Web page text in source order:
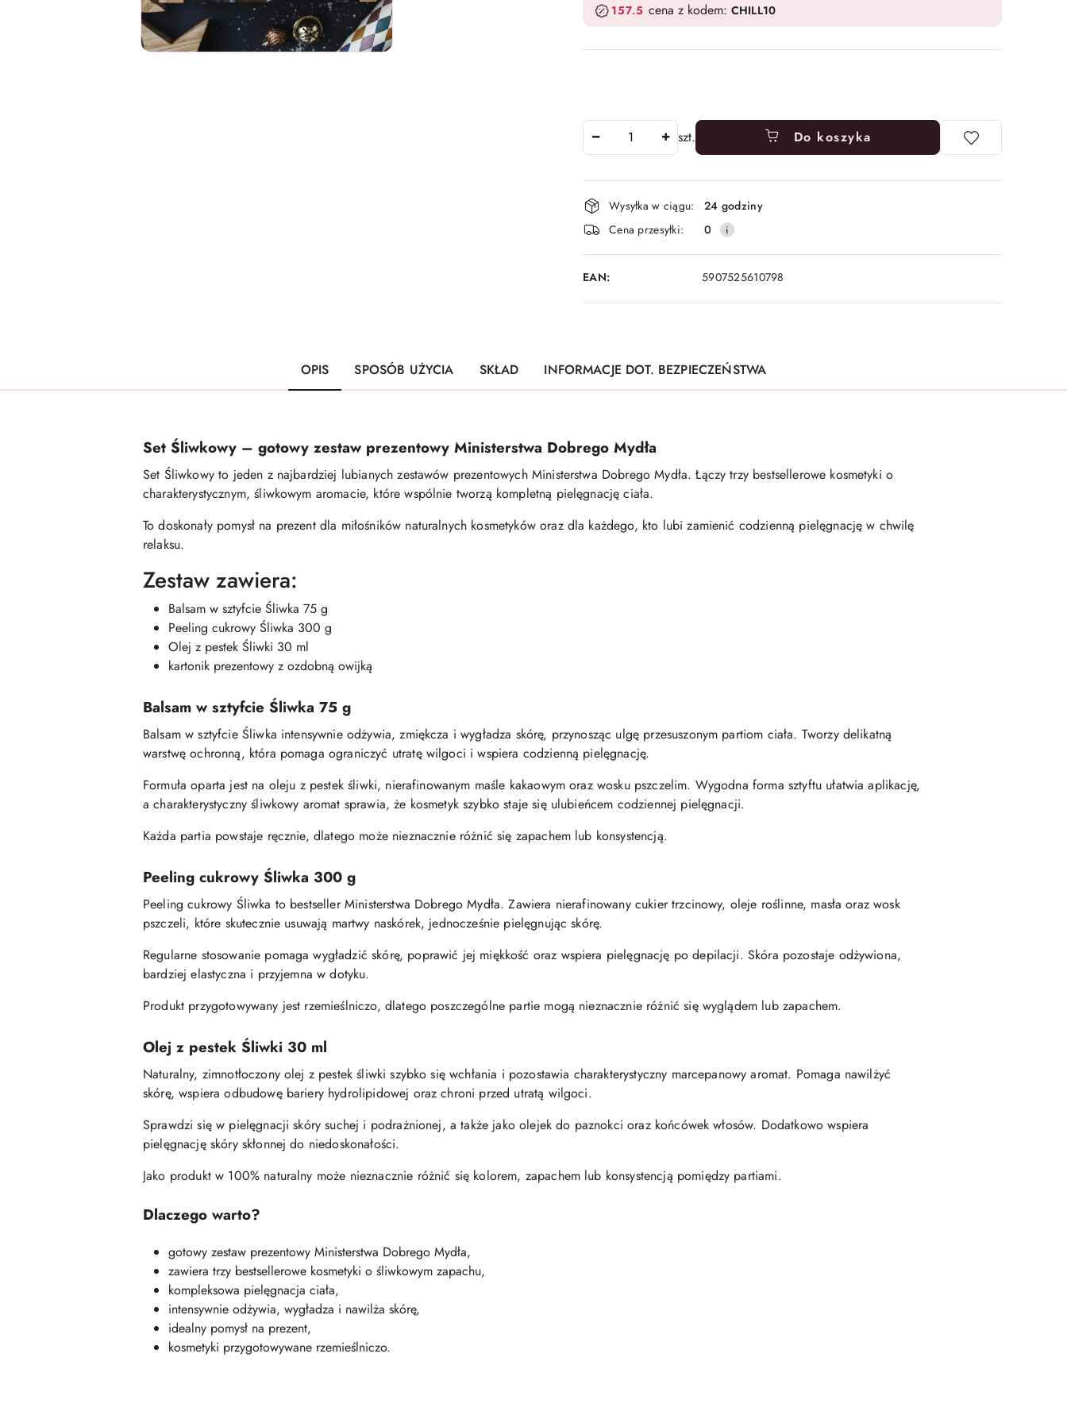
157.5 cena z kodem: CHILL10
szt. Do koszyka
Dostępność
i
dostawa
Wysyłka w ciągu:
24 godziny
Cena przesyłki:
0
EAN: 5907525610798
OPIS SPOSÓB UŻYCIA SKŁAD INFORMACJE DOT. BEZPIECZEŃSTWA
Set Śliwkowy – gotowy zestaw prezentowy Ministerstwa Dobrego Mydła
Set Śliwkowy to jeden z najbardziej lubianych zestawów prezentowych Ministerstwa Dobrego Mydła. Łączy trzy bestsellerowe kosmetyki o
charakterystycznym, śliwkowym aromacie, które wspólnie tworzą kompletną pielęgnację ciała.
To doskonały pomysł na prezent dla miłośników naturalnych kosmetyków oraz dla każdego, kto lubi zamienić codzienną pielęgnację w chwilę
relaksu.
Zestaw zawiera:
Balsam w sztyfcie Śliwka 75 g
Peeling cukrowy Śliwka 300 g
Olej z pestek Śliwki 30 ml
kartonik prezentowy z ozdobną owijką
Balsam w sztyfcie Śliwka 75 g
Balsam w sztyfcie Śliwka intensywnie odżywia, zmiękcza i wygładza skórę, przynosząc ulgę przesuszonym partiom ciała. Tworzy delikatną
warstwę ochronną, która pomaga ograniczyć utratę wilgoci i wspiera codzienną pielęgnację.
Formuła oparta jest na oleju z pestek śliwki, nierafinowanym maśle kakaowym oraz wosku pszczelim. Wygodna forma sztyftu ułatwia aplikację,
a charakterystyczny śliwkowy aromat sprawia, że kosmetyk szybko staje się ulubieńcem codziennej pielęgnacji.
Każda partia powstaje ręcznie, dlatego może nieznacznie różnić się zapachem lub konsystencją.
Peeling cukrowy Śliwka 300 g
Peeling cukrowy Śliwka to bestseller Ministerstwa Dobrego Mydła. Zawiera nierafinowany cukier trzcinowy, oleje roślinne, masła oraz wosk
pszczeli, które skutecznie usuwają martwy naskórek, jednocześnie pielęgnując skórę.
Regularne stosowanie pomaga wygładzić skórę, poprawić jej miękkość oraz wspiera pielęgnację po depilacji. Skóra pozostaje odżywiona,
bardziej elastyczna i przyjemna w dotyku.
Produkt przygotowywany jest rzemieślniczo, dlatego poszczególne partie mogą nieznacznie różnić się wyglądem lub zapachem.
Olej z pestek Śliwki 30 ml
Naturalny, zimnotłoczony olej z pestek śliwki szybko się wchłania i pozostawia charakterystyczny marcepanowy aromat. Pomaga nawilżyć
skórę, wspiera odbudowę bariery hydrolipidowej oraz chroni przed utratą wilgoci.
Sprawdzi się w pielęgnacji skóry suchej i podrażnionej, a także jako olejek do paznokci oraz końcówek włosów. Dodatkowo wspiera
pielęgnację skóry skłonnej do niedoskonałości.
Jako produkt w 100% naturalny może nieznacznie różnić się kolorem, zapachem lub konsystencją pomiędzy partiami.
Dlaczego warto?
gotowy zestaw prezentowy Ministerstwa Dobrego Mydła,
zawiera trzy bestsellerowe kosmetyki o śliwkowym zapachu,
kompleksowa pielęgnacja ciała,
intensywnie odżywia, wygładza i nawilża skórę,
idealny pomysł na prezent,
kosmetyki przygotowywane rzemieślniczo.